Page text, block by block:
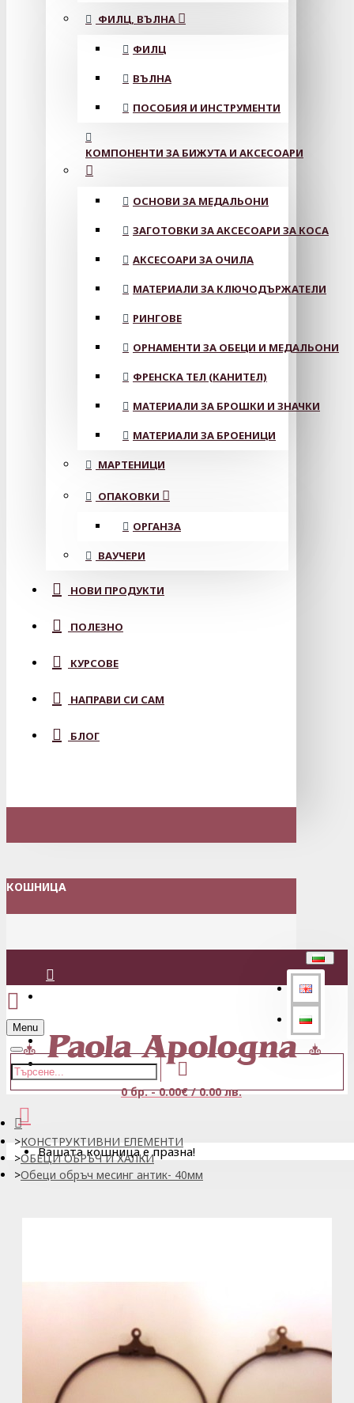
ФИЛЦ, ВЪЛНА
ФИЛЦ
ВЪЛНА
ПОСОБИЯ И ИНСТРУМЕНТИ
КОМПОНЕНТИ ЗА БИЖУТА И АКСЕСОАРИ
ОСНОВИ ЗА МЕДАЛЬОНИ
ЗАГОТОВКИ ЗА АКСЕСОАРИ ЗА КОСА
АКСЕСОАРИ ЗА ОЧИЛА
МАТЕРИАЛИ ЗА КЛЮЧОДЪРЖАТЕЛИ
РИНГОВЕ
ОРНАМЕНТИ ЗА ОБЕЦИ И МЕДАЛЬОНИ
ФРЕНСКА ТЕЛ (КАНИТЕЛ)
МАТЕРИАЛИ ЗА БРОШКИ И ЗНАЧКИ
МАТЕРИАЛИ ЗА БРОЕНИЦИ
МАРТЕНИЦИ
ОПАКОВКИ
ОРГАНЗА
ВАУЧЕРИ
НОВИ ПРОДУКТИ
ПОЛЕЗНО
КУРСОВЕ
НАПРАВИ СИ САМ
БЛОГ
КОШНИЦА
Регистрация
Menu
0 бр. - 0.00€ / 0.00 лв.
Вашата кошница е празна!
КОНСТРУКТИВНИ ЕЛЕМЕНТИ
ОБЕЦИ ОБРЪЧ И ХАЛКИ
Обеци обръч месинг антик- 40мм